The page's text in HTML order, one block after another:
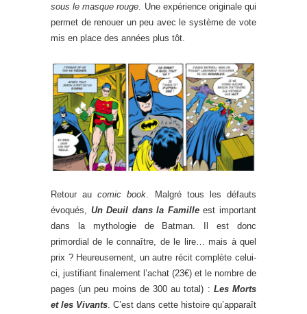
sous le masque rouge . Une expérience originale qui
permet de renouer un peu avec le système de vote
mis en place des années plus tôt.
Retour aucomic book . Malgré tous les défauts
évoqués,
Un Deuil dans la Famille est important
dans la mythologie de Batman. Il est donc
primordial de le connaître, de le lire… mais à quel
prix ? Heureusement, un autre récit complète celui-
ci, justifiant finalement l’achat (23€) et le nombre de
pages (un peu moins de 300 au total) : Les Morts
et les Vivants . C’est dans cette histoire qu’apparaît